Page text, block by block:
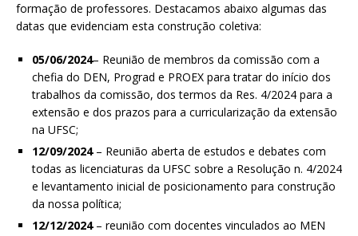
formação de professores. Destacamos abaixo algumas das
datas que evidenciam esta construção coletiva:
05/06/2024– Reunião de membros da comissão com a
chefia do DEN, Prograd e PROEX para tratar do início dos
trabalhos da comissão, dos termos da Res. 4/2024 para a
extensão e dos prazos para a curricularização da extensão
na UFSC;
12/09/2024– Reunião aberta de estudos e debates com
todas as licenciaturas da UFSC sobre a Resolução n. 4/2024
e levantamento inicial de posicionamento para construção
da nossa política;
12/12/2024– reunião com docentes vinculados ao MEN